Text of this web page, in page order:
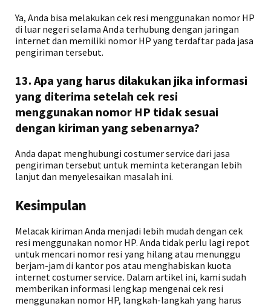
Ya, Anda bisa melakukan cek resi menggunakan nomor HP
di luar negeri selama Anda terhubung dengan jaringan
internet dan memiliki nomor HP yang terdaftar pada jasa
pengiriman tersebut.
13. Apa yang harus dilakukan jika informasi
yang diterima setelah cek resi
menggunakan nomor HP tidak sesuai
dengan kiriman yang sebenarnya?
Anda dapat menghubungi costumer service dari jasa
pengiriman tersebut untuk meminta keterangan lebih
lanjut dan menyelesaikan masalah ini.
Kesimpulan
Melacak kiriman Anda menjadi lebih mudah dengan cek
resi menggunakan nomor HP. Anda tidak perlu lagi repot
untuk mencari nomor resi yang hilang atau menunggu
berjam-jam di kantor pos atau menghabiskan kuota
internet costumer service. Dalam artikel ini, kami sudah
memberikan informasi lengkap mengenai cek resi
menggunakan nomor HP, langkah-langkah yang harus